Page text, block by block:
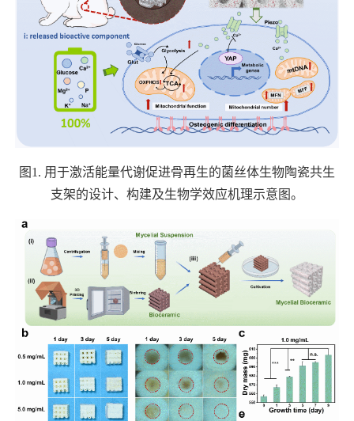
图 1. 用于激活能量代谢促进骨再生的菌丝体生物陶瓷共生
支架的设计、构建及生物学效应机理示意图。